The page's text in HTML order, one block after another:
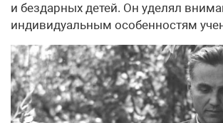
и бездарных детей. Он уделял
индивидуальным особенностям